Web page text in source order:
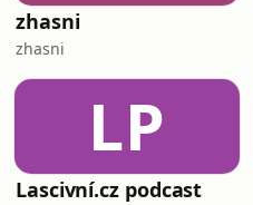
zhasni
zhasni
LP
Lascivní.cz podcast